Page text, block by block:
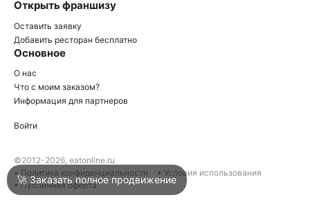
Войти
Написать в техподдержку
Открыть франшизу
Оставить заявку
Добавить ресторан бесплатно
Основное
О нас
Что с моим заказом?
Информация для партнеров
Войти
©2012-2026, eatonline.ru
• Политика конфиденциальности
• Условия использования
• Публичная оферта
🚀 Заказать полное продвижение